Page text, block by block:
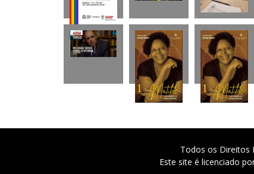
Todos os Direitos
Este site é licenciado